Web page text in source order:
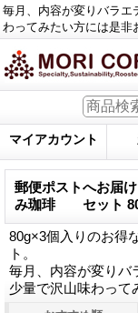
毎月、内容が変りバラエ
わってみたい方には是非
マイアカウント
郵便ポストへお届
み珈琲 セット
80g×3個入りのお得
ト。
毎月、内容が変りバ
少量で沢山味わって